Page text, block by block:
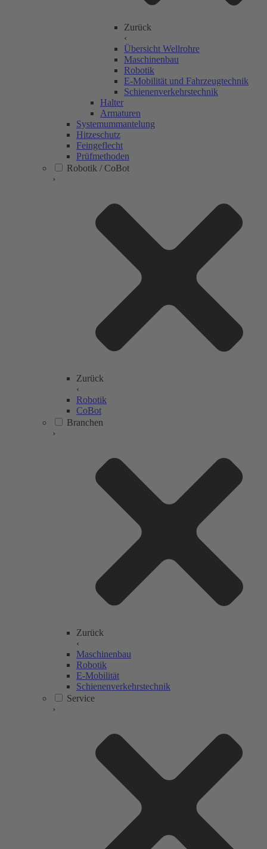
Zurück
‹
Übersicht Wellrohre
Maschinenbau
Robotik
E-Mobilität und Fahrzeugtechnik
Schienenverkehrstechnik
Halter
Armaturen
Systemummantelung
Hitzeschutz
Feingeflecht
Prüfmethoden
Robotik / CoBot
›
Zurück
‹
Robotik
CoBot
Branchen
›
Zurück
‹
Maschinenbau
Robotik
E-Mobilität
Schienenverkehrstechnik
Service
›